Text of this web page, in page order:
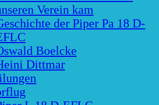
Verein kam
der Piper Pa 18 D-
Boelcke
Dittmar